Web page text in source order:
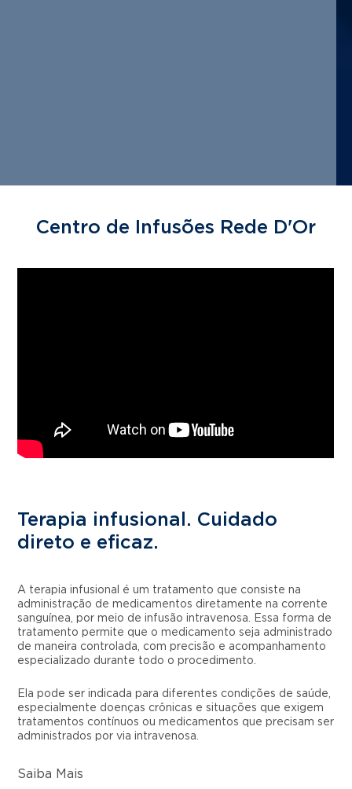
Centro de Infusões Rede D'Or
Terapia infusional. Cuidado
direto e eficaz.
A terapia infusional é um tratamento que consiste na
administração de medicamentos diretamente na corrente
sanguínea, por meio de infusão intravenosa. Essa forma de
tratamento permite que o medicamento seja administrado
de maneira controlada, com precisão e acompanhamento
especializado durante todo o procedimento.
Ela pode ser indicada para diferentes condições de saúde,
especialmente doenças crônicas e situações que exigem
tratamentos contínuos ou medicamentos que precisam ser
administrados por via intravenosa.
Saiba Mais